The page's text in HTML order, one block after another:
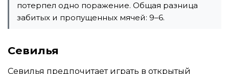
потерпел одно поражение. Общая разница
забитых и пропущенных мячей: 9–6.
Севилья
Севилья предпочитает играть в открытый